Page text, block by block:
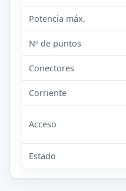
Potencia máx.
Nº de puntos
Conectores
Corriente
Acceso
Estado